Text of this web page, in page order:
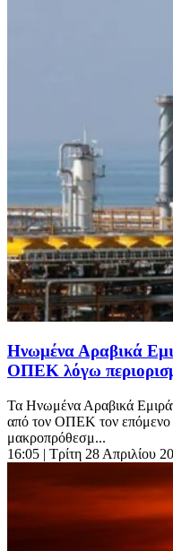
Ηνωμένα Αραβικά
ΟΠΕΚ λόγω
Τα Ηνωμένα Αραβικά
από τον ΟΠΕΚ τον επόμενο
μακροπρόθεσμ...
16:05 | Τρίτη 28 Απριλίου